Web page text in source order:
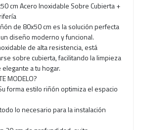
cm Acero Inoxidable Sobre Cubierta +
de 80x50 cm es la solución perfecta
diseño moderno y funcional.
de alta resistencia, está
sobre cubierta, facilitando la limpieza
a tu hogar.
MODELO?
forma estilo riñón optimiza el espacio
lo necesario para la instalación